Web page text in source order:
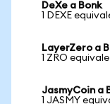
DeXe a Bonk
1 DEXE
LayerZero a
1 ZRO
JasmyCoin a
1 JASMY